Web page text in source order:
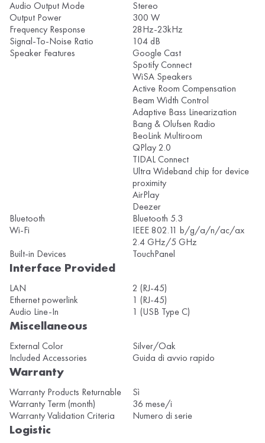
Audio Output Mode
Stereo
Output Power
300 W
Frequency Response
28Hz-23kHz
Signal-To-Noise Ratio
104 dB
Speaker Features
Google Cast
Spotify Connect
WiSA Speakers
Active Room Compensation
Beam Width Control
Adaptive Bass Linearization
Bang & Olufsen Radio
BeoLink Multiroom
QPlay 2.0
TIDAL Connect
Ultra Wideband chip for device
proximity
AirPlay
Deezer
Bluetooth
Bluetooth 5.3
Wi-Fi
IEEE 802.11 b/g/a/n/ac/ax
2.4 GHz/5 GHz
Built-in Devices
TouchPanel
Interface Provided
LAN
2 (RJ-45)
Ethernet powerlink
1 (RJ-45)
Audio Line-In
1 (USB Type C)
Miscellaneous
External Color
Silver/Oak
Included Accessories
Guida di avvio rapido
Warranty
Warranty Products Returnable
Sì
Warranty Term (month)
36 mese/i
Warranty Validation Criteria
Numero di serie
Logistic